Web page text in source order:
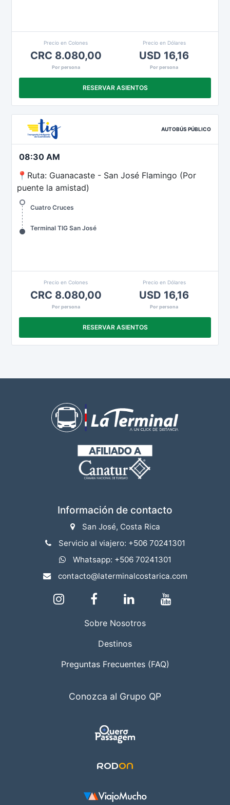
Precio en Colones
CRC 8.080,00
Por persona
Precio en Dólares
USD 16,16
Por persona
RESERVAR ASIENTOS
AUTOBÚS PÚBLICO
08:30 AM
📍Ruta: Guanacaste - San José Flamingo (Por
puente la amistad)
Cuatro Cruces
Terminal TIG San José
Precio en Colones
CRC 8.080,00
Por persona
Precio en Dólares
USD 16,16
Por persona
RESERVAR ASIENTOS
Información de contacto
San José, Costa Rica
Servicio al viajero: +506 70241301
Whatsapp: +506 70241301
contacto@laterminalcostarica.com
Sobre Nosotros
Destinos
Preguntas Frecuentes (FAQ)
Conozca al Grupo QP